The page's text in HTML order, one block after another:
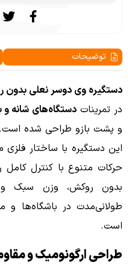
توضیحات
دستگیره وی دوسر نعلی بدون
در تمریناتدستگاه‌های شانه و
و پشت بازو طراحی شده است.
این دستگیره با ساختار
حرکات متنوع با کنترل
بدون روکش، وزن سبک و
طولانی‌مدت در باشگاه‌ها و
است.
طراحی ارگونومیک و